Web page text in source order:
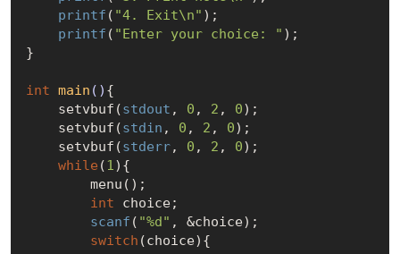
printf ( "4. Exit\n" );
printf ( "Enter your choice: " );
}
int main () {
    setvbuf(
stdout , 0 , 2 , 0);
    setvbuf(
stdin , 0 , 2 , 0);
    setvbuf(
stderr, 0 , 2 , 0);
while (1){
int choice;
scanf ( "%d" , &choice);
switch (choice){